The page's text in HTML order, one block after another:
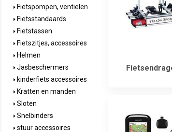
Fietspompen, ventielen
Fietsstandaards
Fietstassen
Fietszitjes, accessoires
Helmen
Jasbeschermers
kinderfiets accessoires
Kratten en manden
Sloten
Snelbinders
stuur accessoires